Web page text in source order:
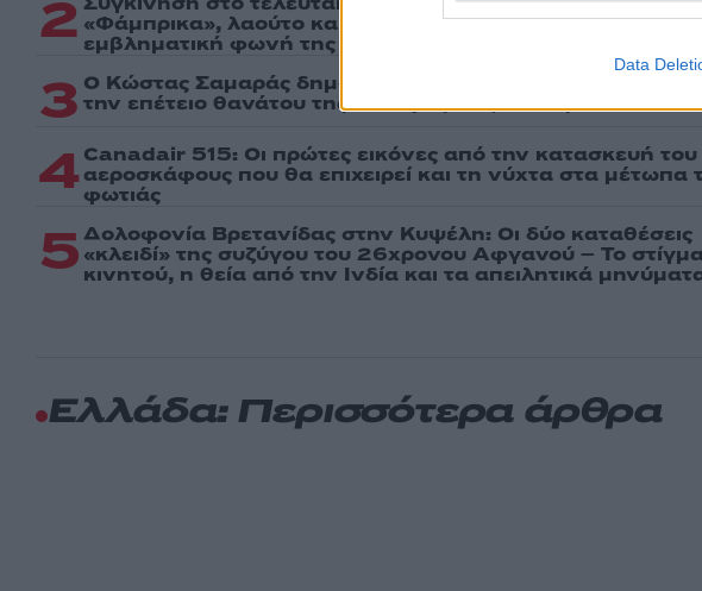
Data
2 «Φάμπρικα», λαούτο και κλαρίνα αποχαιρέτησαν την
εμβληματική φωνή της μεταπολίτευσης
3 Ο Κώστας Σαμαράς δημοσίευσε μία παιδική φωτογραφία
την επέτειο θανάτου της αδελφής του, Λένας
4 Canadair 515: Οι πρώτες εικόνες από την κατασκευή του
αεροσκάφους που θα επιχειρεί και τη νύχτα στα μέτωπα
φωτιάς
5Δολοφονία Βρετανίδας στην Κυψέλη: Οι δύο καταθέσεις
«κλειδί» της συζύγου του 26χρονου Αφγανού – Το
κινητού, η θεία από την Ινδία και τα απειλητικά
Ελλάδα: Περισσότερα άρθρα